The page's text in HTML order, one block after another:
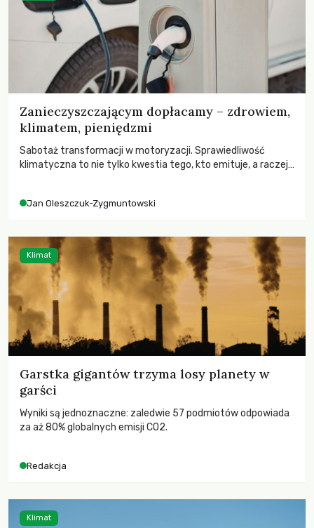
Zanieczyszczającym dopłacamy – zdrowiem,
klimatem, pieniędzmi
Sabotaż transformacji w motoryzacji. Sprawiedliwość
klimatyczna to nie tylko kwestia tego, kto emituje, a raczej
Jan Oleszczuk-Zygmuntowski
Garstka gigantów trzyma losy planety w
garści
Wyniki są jednoznaczne: zaledwie 57 podmiotów odpowiada
za aż 80% globalnych emisji CO2.
Redakcja
Klimat
Klimat